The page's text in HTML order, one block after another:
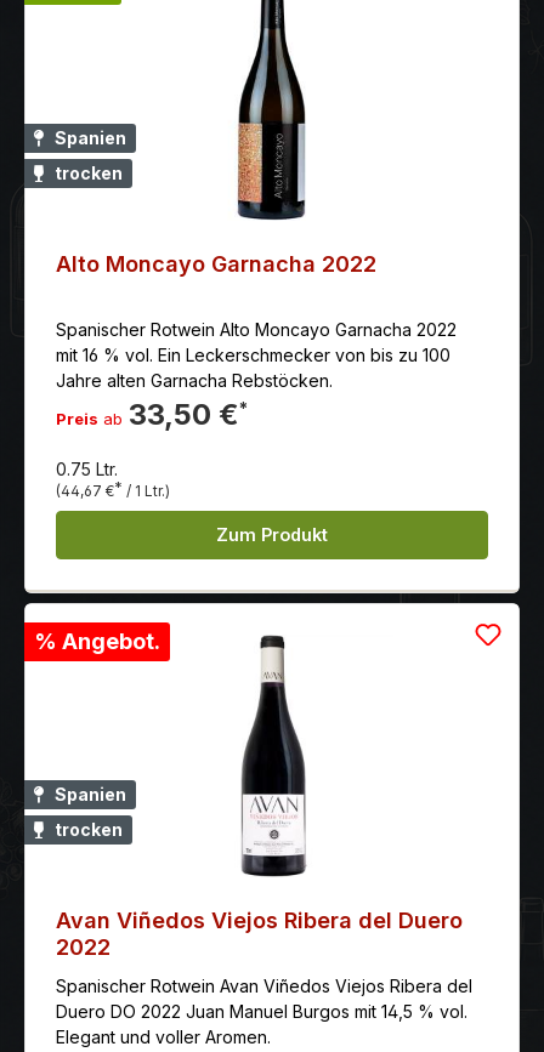
Spanien
trocken
Alto Moncayo Garnacha 2022
Spanischer Rotwein Alto Moncayo Garnacha 2022
mit 16 % vol. Ein Leckerschmecker von bis zu 100
Jahre alten Garnacha Rebstöcken.
Preis ab 33,50 €*
0.75 Ltr.
(44,67 €* / 1 Ltr.)
Zum Produkt
% Angebot.
Spanien
trocken
Avan Viñedos Viejos Ribera del Duero
2022
Spanischer Rotwein Avan Viñedos Viejos Ribera del
Duero DO 2022 Juan Manuel Burgos mit 14,5 % vol.
Elegant und voller Aromen.